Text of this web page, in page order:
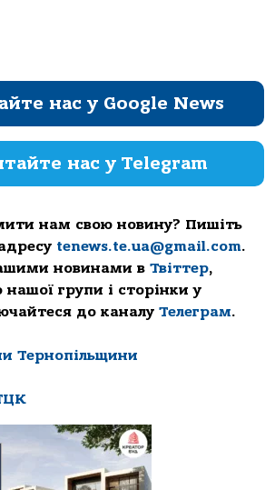
нас у Google News
нас у Telegram
нам свою новину? Пишіть
tenews.te.ua@gmail.com.
новинами в Твіттер,
групи і сторінки у
до каналу Телеграм.
Тернопільщини